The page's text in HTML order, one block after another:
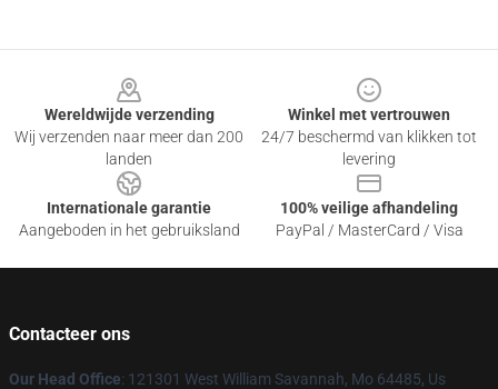
Wereldwijde verzending
Wij verzenden naar meer dan 200
landen
Winkel met vertrouwen
24/7 beschermd van klikken tot
levering
Internationale garantie
Aangeboden in het gebruiksland
100% veilige afhandeling
PayPal / MasterCard / Visa
Contacteer ons
Our Head Office: 121301 West William Savannah, Mo 64485, Us